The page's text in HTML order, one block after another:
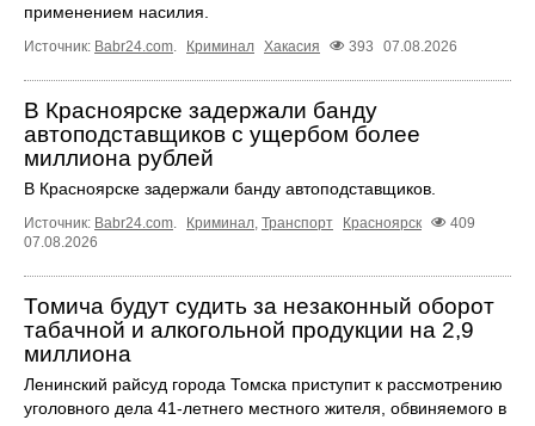
применением насилия.
Источник: Babr24.com. Криминал Хакасия 393 07.08.2026
В Красноярске задержали банду
автоподставщиков с ущербом более
миллиона рублей
В Красноярске задержали банду автоподставщиков.
Источник: Babr24.com. Криминал, Транспорт Красноярск
409
07.08.2026
Томича будут судить за незаконный оборот
табачной и алкогольной продукции на 2,9
миллиона
Ленинский райсуд города Томска приступит к рассмотрению
уголовного дела 41-летнего местного жителя, обвиняемого в